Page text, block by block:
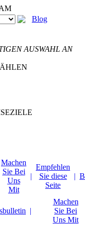
Blog
AUSWAHL AN
Machen
Sie Bei
Uns
Mit
|
Empfehlen
Sie diese
Seite
|
|
Machen
Sie Bei
Uns Mit